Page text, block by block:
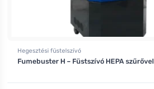
Hegesztési füstelszívó
Fumebuster H – Füstszívó HEPA szűrővel